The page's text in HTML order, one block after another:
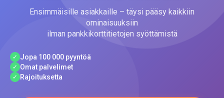
Ensimmäisille asiakkaille – täysi pääsy kaikkiin
ominaisuuksiin
ilman pankkikorttitietojen syöttämistä
✓ Jopa 100 000 pyyntöä
✓ Omat palvelimet
✓ Rajoituksetta